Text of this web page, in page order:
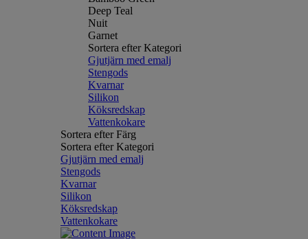
Deep Teal
Nuit
Garnet
Sortera efter Kategori
Gjutjärn med emalj
Stengods
Kvarnar
Silikon
Köksredskap
Vattenkokare
Sortera efter Färg
Sortera efter Kategori
Gjutjärn med emalj
Stengods
Kvarnar
Silikon
Köksredskap
Vattenkokare